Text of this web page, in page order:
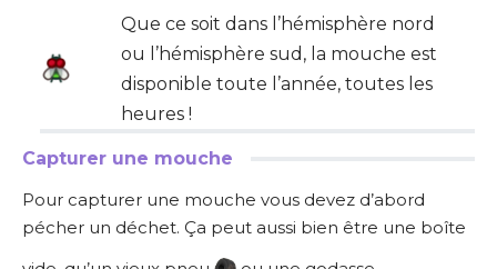
Que ce soit dans l’hémisphère nord
ou l’hémisphère sud, la mouche est
disponible toute l’année, toutes les
heures !
Capturer une mouche
Pour capturer une mouche vous devez d’abord
pécher un déchet. Ça peut aussi bien être une boîte